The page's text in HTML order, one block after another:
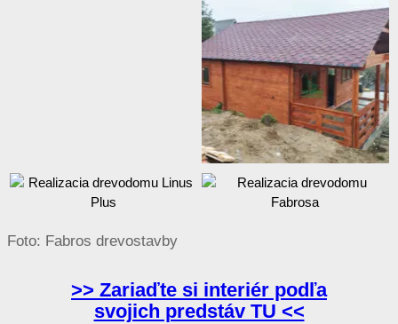
Foto: Fabros drevostavby
>> Zariaďte si interiér podľa
svojich predstáv TU <<